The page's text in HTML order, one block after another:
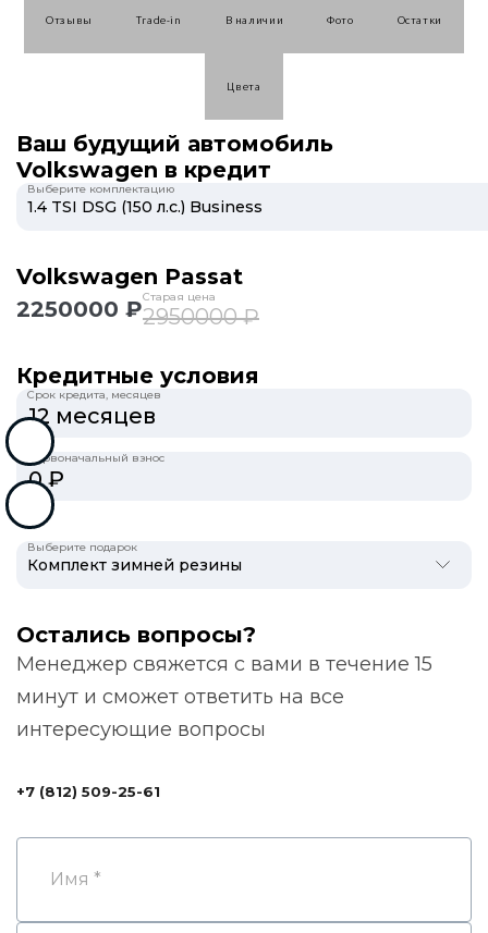
Отзывы Trade-in В наличии Фото Остатки
Цвета
Ваш будущий автомобиль
Volkswagen в кредит
Выберите комплектацию
Volkswagen Passat
2250000 ₽Старая цена
2950000 ₽
Кредитные условия
Срок кредита, месяцев
Первоначальный взнос
Выберите подарок
Остались вопросы?
Менеджер свяжется с вами в течение 15
минут и сможет ответить на все
интересующие вопросы
+7 (812) 509-25-61